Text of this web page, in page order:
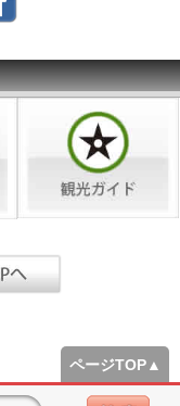
ページTOP▲